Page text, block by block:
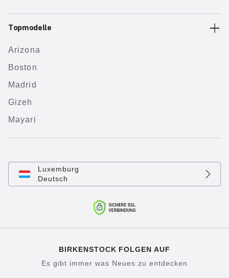
Topmodelle
Arizona
Boston
Madrid
Gizeh
Mayari
Luxemburg
Deutsch
BIRKENSTOCK FOLGEN AUF
Es gibt immer was Neues zu entdecken